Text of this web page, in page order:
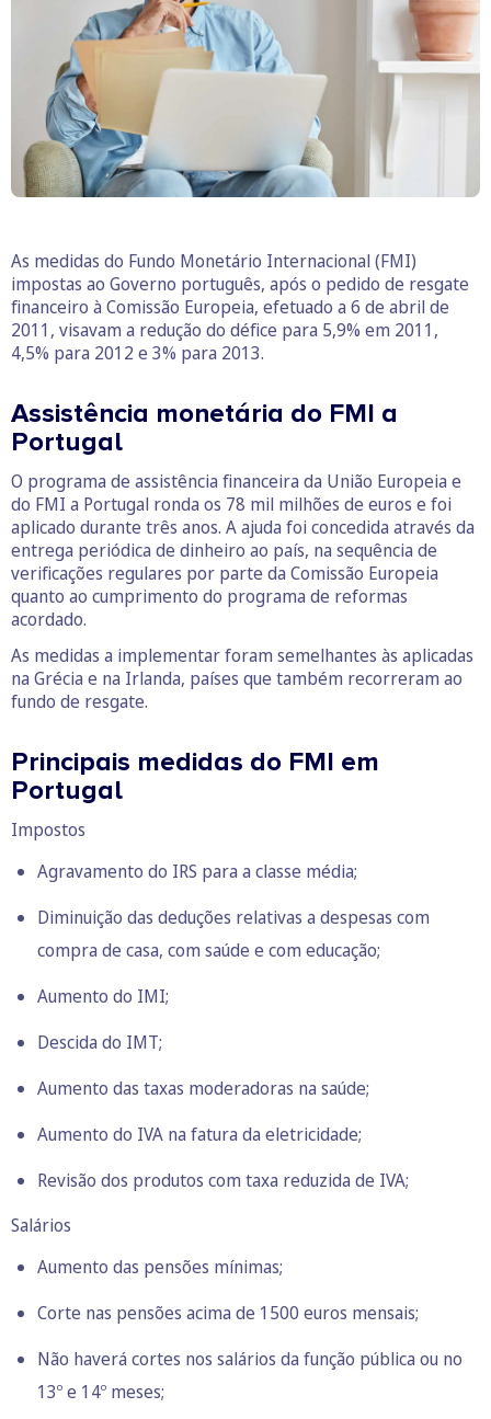
As medidas do Fundo Monetário Internacional (FMI)
impostas ao Governo português, após o pedido de resgate
financeiro à Comissão Europeia, efetuado a 6 de abril de
2011, visavam a redução do défice para 5,9% em 2011,
4,5% para 2012 e 3% para 2013.
Assistência monetária do FMI a
Portugal
O programa de assistência financeira da União Europeia e
do FMI a Portugal ronda os 78 mil milhões de euros e foi
aplicado durante três anos. A ajuda foi concedida através da
entrega periódica de dinheiro ao país, na sequência de
verificações regulares por parte da Comissão Europeia
quanto ao cumprimento do programa de reformas
acordado.
As medidas a implementar foram semelhantes às aplicadas
na Grécia e na Irlanda, países que também recorreram ao
fundo de resgate.
Principais medidas do FMI em
Portugal
Impostos
Agravamento do IRS para a classe média;
Diminuição das deduções relativas a despesas com
compra de casa, com saúde e com educação;
Aumento do IMI;
Descida do IMT;
Aumento das taxas moderadoras na saúde;
Aumento do IVA na fatura da eletricidade;
Revisão dos produtos com taxa reduzida de IVA;
Salários
Aumento das pensões mínimas;
Corte nas pensões acima de 1500 euros mensais;
Não haverá cortes nos salários da função pública ou no
13º e 14º meses;